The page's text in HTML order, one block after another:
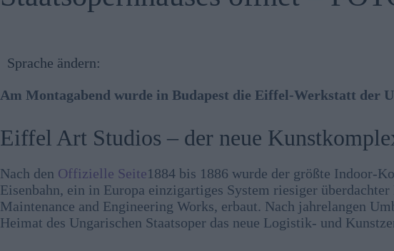
Sprache ändern:
Am Montagabend wurde in Budapest die Eiffel-Werkstatt der
Eiffel Art Studios – der neue
Nach den Offizielle Seite1884 bis 1886 wurde der größte Indoor-
Eisenbahn, ein in Europa einzigartiges System riesiger
Maintenance and Engineering Works, erbaut. Nach jahrelangen
Heimat des Ungarischen Staatsoper das neue Logistik- und